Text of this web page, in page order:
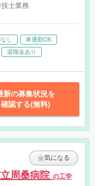
士業務
し
車通勤OK
退職金あり
新の募集状況を
確認する(無料)
気になる
周桑病院の工学